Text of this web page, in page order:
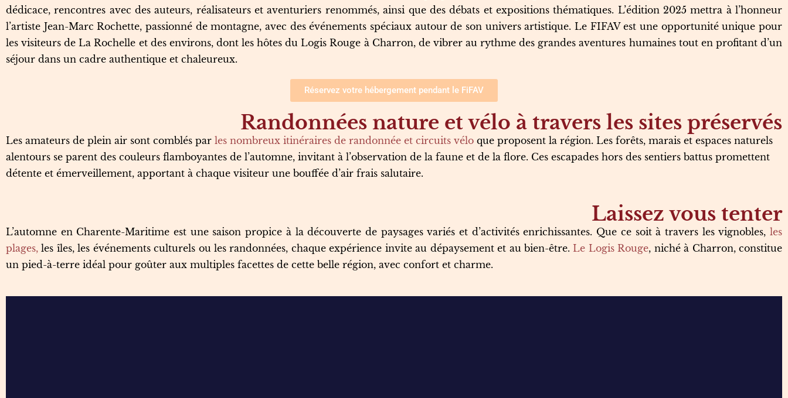
dédicace, rencontres avec des auteurs, réalisateurs et aventuriers renommés, ainsi que des débats et expositions thématiques. L’édition 2025 mettra à l’honneur
l’artiste Jean-Marc Rochette, passionné de montagne, avec des événements spéciaux autour de son univers artistique. Le FIFAV est une opportunité unique pour
les visiteurs de La Rochelle et des environs, dont les hôtes du Logis Rouge à Charron, de vibrer au rythme des grandes aventures humaines tout en profitant d’un
séjour dans un cadre authentique et chaleureux.
Réservez votre hébergement pendant le FiFAV
Randonnées nature et vélo à travers les sites préservés
Les amateurs de plein air sont comblés par les nombreux itinéraires de randonnée et circuits vélo que proposent la région. Les forêts, marais et espaces naturels
alentours se parent des couleurs flamboyantes de l’automne, invitant à l’observation de la faune et de la flore. Ces escapades hors des sentiers battus promettent
détente et émerveillement, apportant à chaque visiteur une bouffée d’air frais salutaire.
Laissez vous tenter
L’automne en Charente-Maritime est une saison propice à la découverte de paysages variés et d’activités enrichissantes. Que ce soit à travers les vignobles, les
plages, les îles, les événements culturels ou les randonnées, chaque expérience invite au dépaysement et au bien-être.Le Logis Rouge, niché à Charron, constitue
un pied-à-terre idéal pour goûter aux multiples facettes de cette belle région, avec confort et charme.